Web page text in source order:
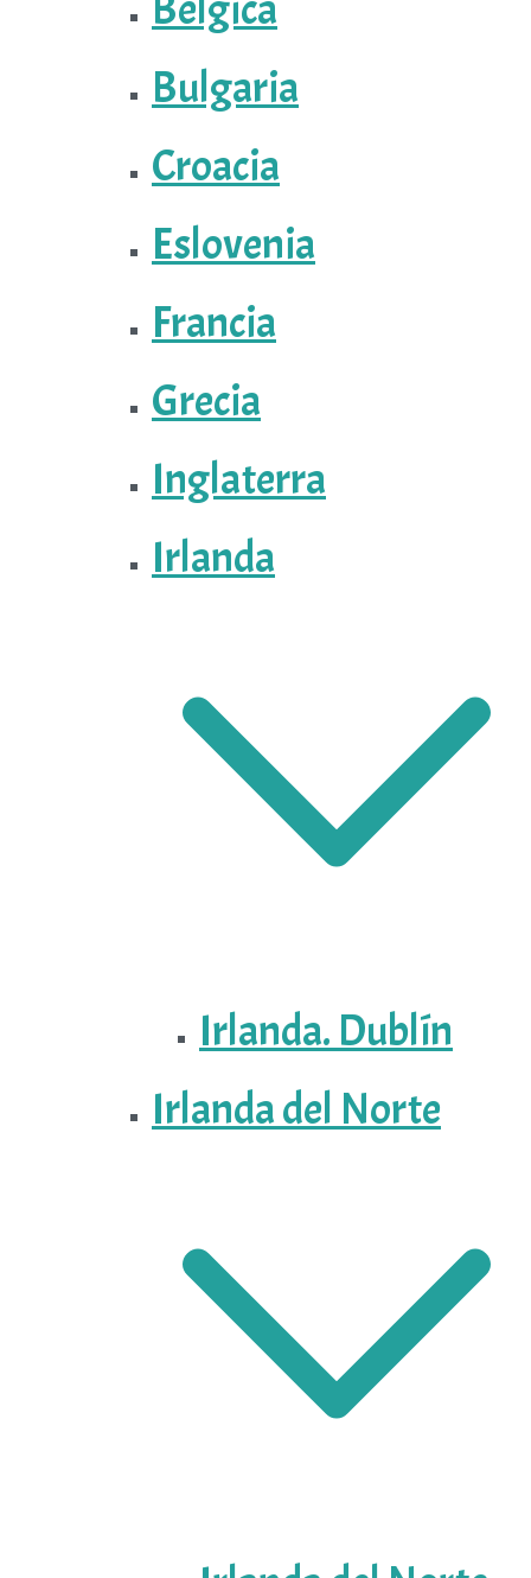
Bulgaria
Croacia
Eslovenia
Francia
Grecia
Inglaterra
Irlanda
Irlanda. Dublín
Irlanda del Norte